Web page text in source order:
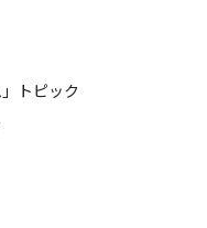
トピック